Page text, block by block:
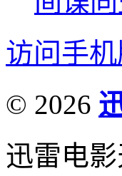
访问手
© 2026
迅雷电